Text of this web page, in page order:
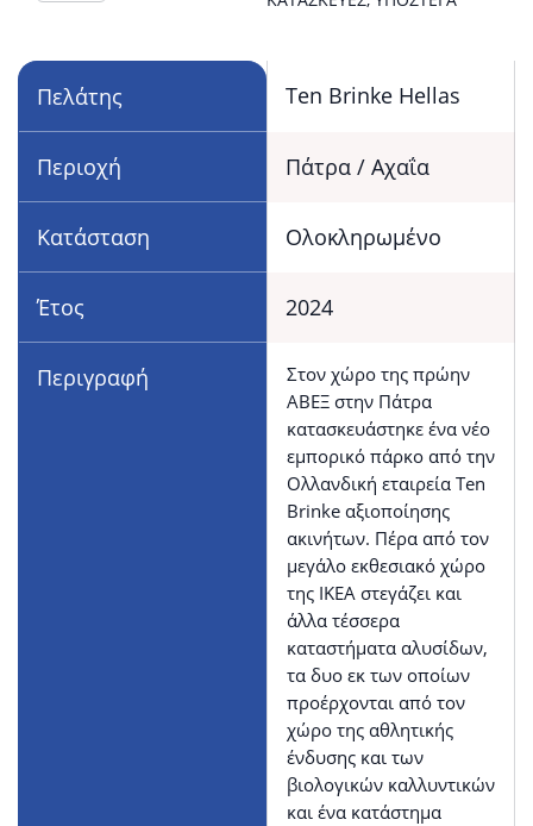
location
on
Google
Maps
Πελάτης Ten Brinke Hellas
Περιοχή Πάτρα / Αχαΐα
Κατάσταση Ολοκληρωμένο
Έτος 2024
Περιγραφή
Στον χώρο της πρώην
ΑΒΕΞ στην Πάτρα
κατασκευάστηκε ένα νέο
εμπορικό πάρκο από την
Ολλανδική εταιρεία Ten
Brinke αξιοποίησης
ακινήτων. Πέρα από τον
μεγάλο εκθεσιακό χώρο
της ΙΚΕΑ στεγάζει και
άλλα τέσσερα
καταστήματα αλυσίδων,
τα δυο εκ των οποίων
προέρχονται από τον
χώρο της αθλητικής
ένδυσης και των
βιολογικών καλλυντικών
και ένα κατάστημα